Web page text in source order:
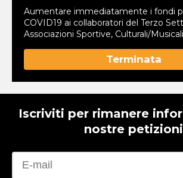
Aumentare immediatamente i fondi
COVID19 ai collaboratori del Terzo
Associazioni Sportive, Culturali/
Senza le associazioni e chi vi collabora
cultura, la musica e la maggior parte
beneficio delle comunità,
anch’esso, in bilico tra la vita e la
scorrendo il Decreto Cura-Italia,
Consiglio dei Ministri il 16 Marzo, ci è
solo gravemente insufficienti ma,
scritti da chi non conosce le
Terminata
Iscriviti per rimanere
nostre petizioni